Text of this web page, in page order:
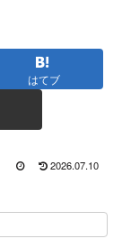
はてブ
2026.07.10